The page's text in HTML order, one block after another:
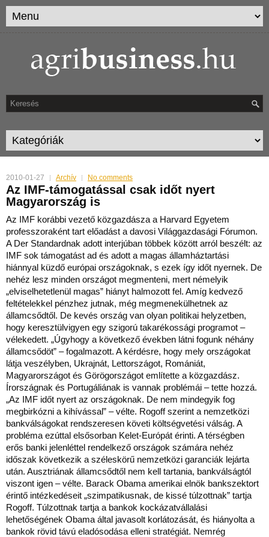
2010-01-27 Archív No comments
Az IMF-támogatással csak időt nyert
Magyarország is
Az IMF korábbi vezető közgazdásza a Harvard Egyetem
professzoraként tart előadást a davosi Világgazdasági Fórumon.
A Der Standardnak adott interjúban többek között arról beszélt: az
IMF sok támogatást ad és adott a magas államháztartási
hiánnyal küzdő európai országoknak, s ezek így időt nyernek. De
nehéz lesz minden országot megmenteni, mert némelyik
„elviselhetetlenül magas” hiányt halmozott fel. Amíg kedvező
feltételekkel pénzhez jutnak, még megmenekülhetnek az
államcsődtől. De kevés ország van olyan politikai helyzetben,
hogy keresztülvigyen egy szigorú takarékossági programot –
vélekedett. „Úgyhogy a következő években látni fogunk néhány
államcsődöt” – fogalmazott. A kérdésre, hogy mely országokat
látja veszélyben, Ukrajnát, Lettországot, Romániát,
Magyarországot és Görögországot említette a közgazdász.
Írországnak és Portugáliának is vannak problémái – tette hozzá.
„Az IMF időt nyert az országoknak. De nem mindegyik fog
megbirkózni a kihívással” – vélte. Rogoff szerint a nemzetközi
bankválságokat rendszeresen követi költségvetési válság. A
probléma ezúttal elsősorban Kelet-Európát érinti. A térségben
erős banki jelenléttel rendelkező országok számára nehéz
időszak következik a széleskörű nemzetközi garanciák lejárta
után. Ausztriának államcsődtől nem kell tartania, bankválságtól
viszont igen – vélte. Barack Obama amerikai elnök bankszektort
érintő intézkedéseit „szimpatikusnak, de kissé túlzottnak” tartja
Rogoff. Túlzottnak tartja a bankok kockázatvállalási
lehetőségének Obama által javasolt korlátozását, és hiányolta a
bankok rövid távú eladósodása elleni stratégiát. Nemrég